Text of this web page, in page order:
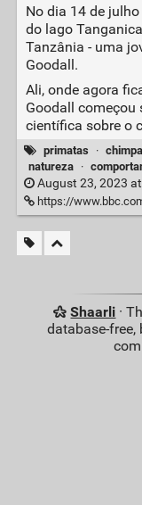
No dia 14 de
do lago
Tanzânia - uma
Goodall.
Ali, onde agora
Goodall começou
científica sobre o
primatas ·
natureza
·
August 23, 2023 at
https://
Shaarli ·
database-free,